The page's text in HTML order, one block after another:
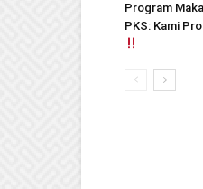
Program
PKS: Kami